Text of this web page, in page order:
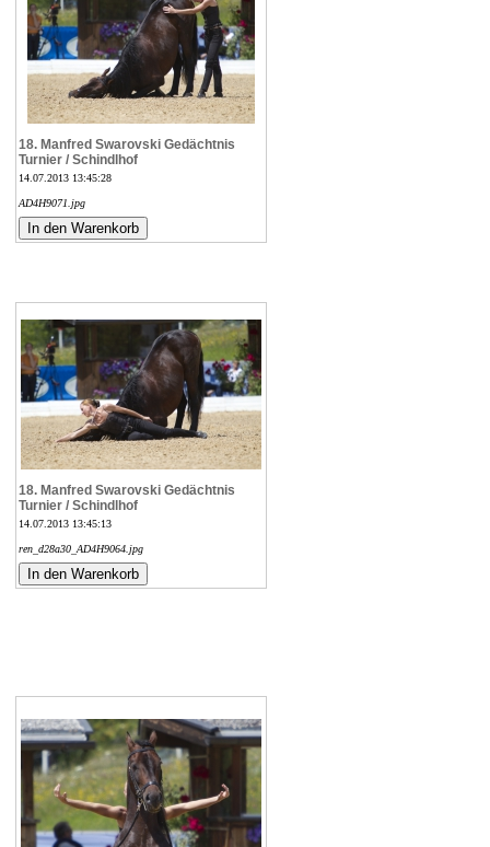
18. Manfred Swarovski Gedächtnis
Turnier / Schindlhof
14.07.2013 13:45:28
AD4H9071.jpg
18. Manfred Swarovski Gedächtnis
Turnier / Schindlhof
14.07.2013 13:45:13
ren_d28a30_AD4H9064.jpg